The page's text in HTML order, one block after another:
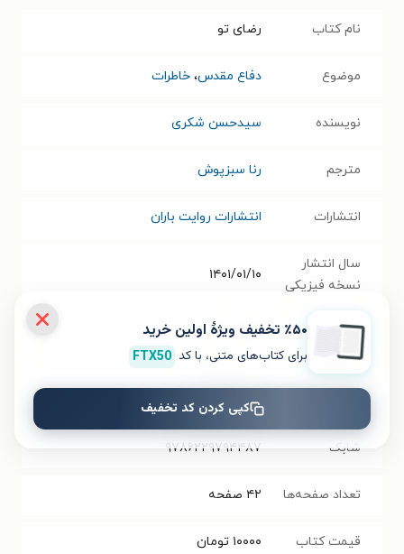
نام کتاب رضای تو
موضوع دفاع مقدس، خاطرات
نویسنده سیدحسن شکری
مترجم رنا سبزپوش
انتشارات انتشارات روایت باران
سال انتشار
نسخه فیزیکی
۱۴۰۱/۰۱/۱۰
فرمت کتاب PDF
۱۳.۶۶ مگابایت
شابک ۹۷۸۶۲۲۹۷۹۴۴۸۷
تعداد صفحه‌ها ۴۲ صفحه
قیمت کتاب ۱۰۰۰۰ تومان
٪۵۰ تخفیف ویژۀ اولین خرید
برای کتاب‌های متنی، با کد FTX50
کپی کردن کد تخفیف